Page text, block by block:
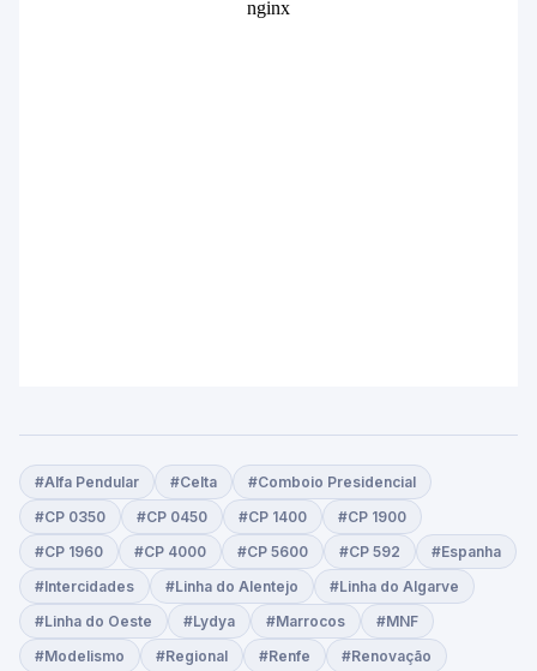
#Alfa Pendular #Celta
#Comboio Presidencial
#CP 0350
#CP 0450 #CP 1400
#CP 1900
#CP 1960
#CP 4000 #CP 5600 #CP 592
#Espanha
#Intercidades
#Linha do Alentejo
#Linha do Algarve
#Linha do Oeste
#Lydya #Marrocos
#MNF
#Modelismo
#Regional #Renfe
#Renovação